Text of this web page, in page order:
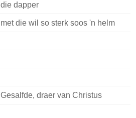
die dapper
met die wil so sterk soos 'n helm
Gesalfde, draer van Christus